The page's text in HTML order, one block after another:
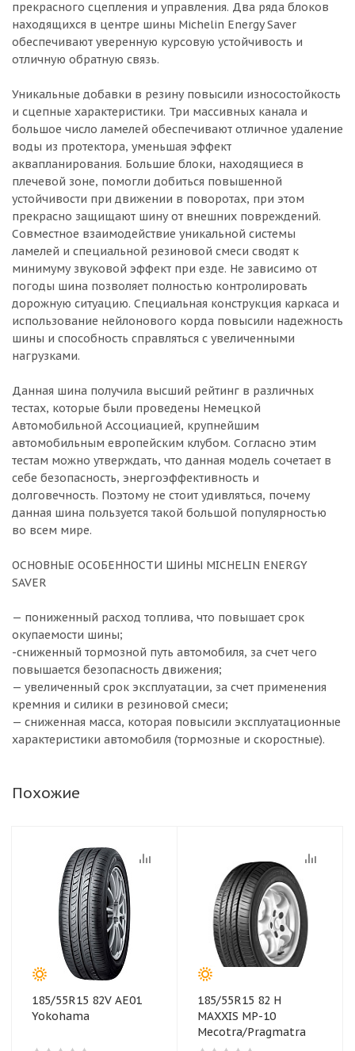
прекрасного сцепления и управления. Два ряда блоков
находящихся в центре шины Michelin Energy Saver
обеспечивают уверенную курсовую устойчивость и
отличную обратную связь.
Уникальные добавки в резину повысили износостойкость
и сцепные характеристики. Три массивных канала и
большое число ламелей обеспечивают отличное удаление
воды из протектора, уменьшая эффект
аквапланирования. Большие блоки, находящиеся в
плечевой зоне, помогли добиться повышенной
устойчивости при движении в поворотах, при этом
прекрасно защищают шину от внешних повреждений.
Совместное взаимодействие уникальной системы
ламелей и специальной резиновой смеси сводят к
минимуму звуковой эффект при езде. Не зависимо от
погоды шина позволяет полностью контролировать
дорожную ситуацию. Специальная конструкция каркаса и
использование нейлонового корда повысили надежность
шины и способность справляться с увеличенными
нагрузками.
Данная шина получила высший рейтинг в различных
тестах, которые были проведены Немецкой
Автомобильной Ассоциацией, крупнейшим
автомобильным европейским клубом. Согласно этим
тестам можно утверждать, что данная модель сочетает в
себе безопасность, энергоэффективность и
долговечность. Поэтому не стоит удивляться, почему
данная шина пользуется такой большой популярностью
во всем мире.
ОСНОВНЫЕ ОСОБЕННОСТИ ШИНЫ MICHELIN ENERGY
SAVER
— пониженный расход топлива, что повышает срок
окупаемости шины;
-сниженный тормозной путь автомобиля, за счет чего
повышается безопасность движения;
— увеличенный срок эксплуатации, за счет применения
кремния и силики в резиновой смеси;
— сниженная масса, которая повысили эксплуатационные
характеристики автомобиля (тормозные и скоростные).
Похожие
185/55R15 82V AE01
Yokohama
185/55R15 82 H
MAXXIS MP-10
Mecotra/Pragmatra